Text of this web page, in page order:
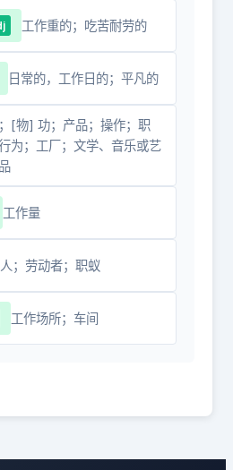
工作重的；吃苦耐劳的
日常的，工作日的；平凡的
[物] 功；产品；操作；职
为；工厂；文学、音乐或艺
工作量
；劳动者；职蚁
工作场所；车间